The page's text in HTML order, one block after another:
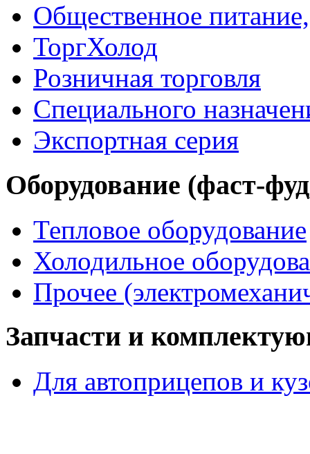
Общественное
ТоргХолод
Розничная торговля
Специального
Экспортная серия
Оборудование (фаст-
Тепловое оборудование
Холодильное
Прочее
Запчасти и
Для автоприцепов и